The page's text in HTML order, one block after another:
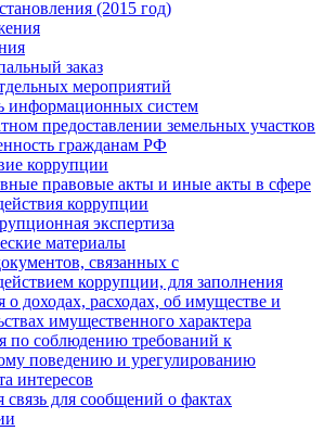
(2015 год)
заказ
мероприятий
информационных систем
предоставлении земельных участков
гражданам РФ
коррупции
правовые акты и иные акты в сфере
коррупции
экспертиза
материалы
связанных с
коррупции, для заполнения
о доходах, расходах, об имуществе и
имущественного характера
по соблюдению требований к
поведению и урегулированию
интересов
связь для сообщений о фактах